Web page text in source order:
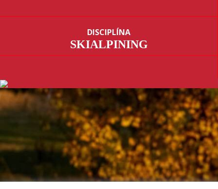
DISCIPLÍNA
SKIALPINING